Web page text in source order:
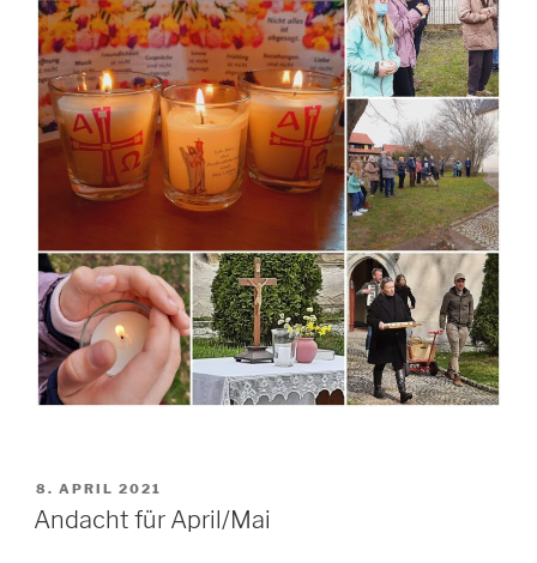
VERÖFFENTLICHT
AM
8. APRIL 2021
Andacht für April/Mai